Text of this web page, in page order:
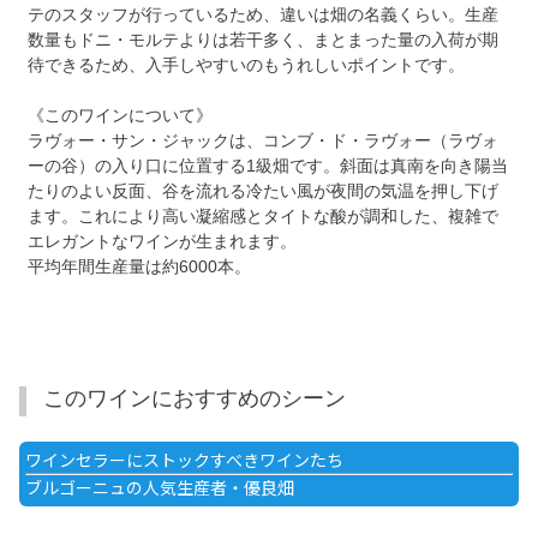
テのスタッフが行っているため、違いは畑の名義くらい。生産
数量もドニ・モルテよりは若干多く、まとまった量の入荷が期
待できるため、入手しやすいのもうれしいポイントです。
《このワインについて》
ラヴォー・サン・ジャックは、コンブ・ド・ラヴォー（ラヴォ
ーの谷）の入り口に位置する1級畑です。斜面は真南を向き陽当
たりのよい反面、谷を流れる冷たい風が夜間の気温を押し下げ
ます。これにより高い凝縮感とタイトな酸が調和した、複雑で
エレガントなワインが生まれます。
平均年間生産量は約6000本。
このワインにおすすめのシーン
ワインセラーにストックすべきワインたち
ブルゴーニュの人気生産者・優良畑